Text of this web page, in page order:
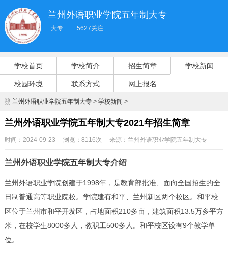
兰州外语职业学院五年制大专
大专 5627关注
学校首页 学校简介 招生简章 学校新闻
校园环境 联系方式 网上报名
兰州外语职业学院五年制大专> 学校新闻 >
兰州外语职业学院五年制大专2021年招生简章
时间：2024-09-23 浏览：8116次 来源： 兰州外语职业学院五年制大专
兰州外语职业学院五年制大专介绍
兰州外语职业学院创建于1998年，是教育部批准、面向全国招生的全
日制普通高等职业院校。学院建有和平、兰州新区两个校区。和平校
区位于兰州市和平开发区，占地面积210多亩，建筑面积13.5万多平方
米，在校学生8000多人，教职工500多人。和平校区设有9个教学单
位。